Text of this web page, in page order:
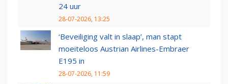
24 uur
28-07-2026, 13:25
‘Beveiliging valt in slaap’, man stapt
moeiteloos Austrian Airlines-Embraer
E195 in
28-07-2026, 11:59